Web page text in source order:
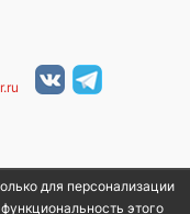
для персонализации
этого